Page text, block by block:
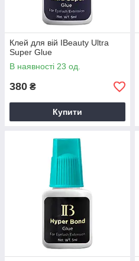
Клей для вій IBeauty Ultra
Super Glue
В наявності 23 од.
380 ₴
Купити